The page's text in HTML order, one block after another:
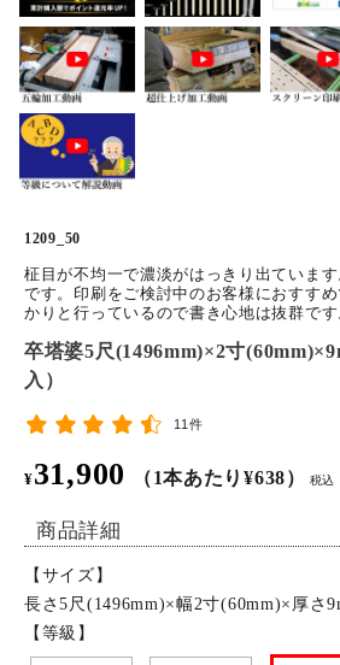
お問い合わせ
よみもの
ご購入履歴・再注文
特定商取引法について
1209_50
柾目が不均一で濃淡がはっきり出ていま
です。印刷をご検討中のお客様におすす
かりと行っているので書き心地は抜群です
卒塔婆5尺(1496mm)×2寸
入）
11件
¥31,900 （1本あたり¥638） 税込
商品詳細
【サイズ】
長さ5尺(1496mm)×幅2寸(60mm)×厚さ
【等級】